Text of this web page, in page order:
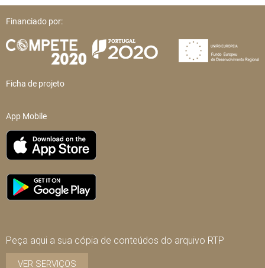
Financiado por:
Ficha de projeto
App Mobile
Peça aqui a sua cópia de conteúdos do arquivo RTP
VER SERVIÇOS